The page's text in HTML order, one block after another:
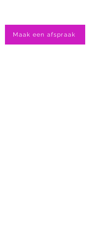
Maak een afspraak